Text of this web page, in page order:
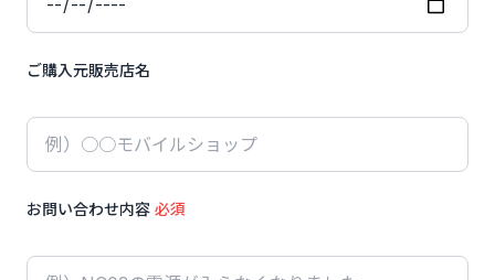
ご購入元販売店名
お問い合わせ内容 必須